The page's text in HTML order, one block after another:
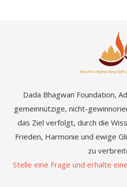
Dada Bhagwan Foundation,
gemeinnützige, nicht-
das Ziel verfolgt, durch die
Frieden, Harmonie und ewige
zu
Stelle eine Frage und erhalte